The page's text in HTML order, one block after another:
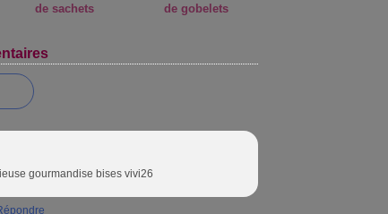
de sachets
de gobelets
gourmandise bises vivi26